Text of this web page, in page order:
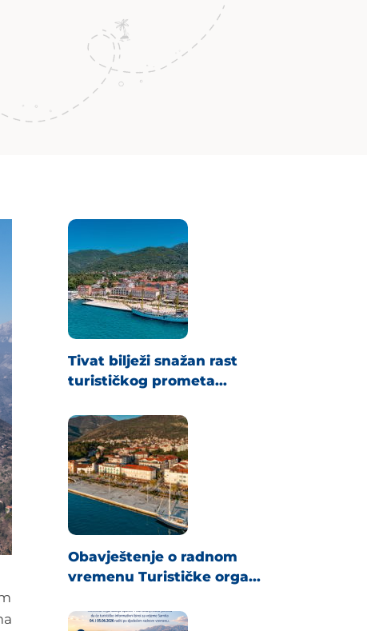
Tivat bilježi snažan rast
turističkog prometa...
Obavještenje o radnom
vremenu Turističke orga...